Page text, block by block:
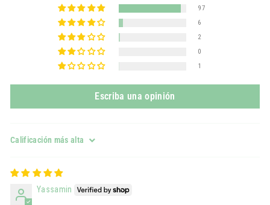
97
6
2
0
1
Escriba una opinión
Sort by
Yassamin